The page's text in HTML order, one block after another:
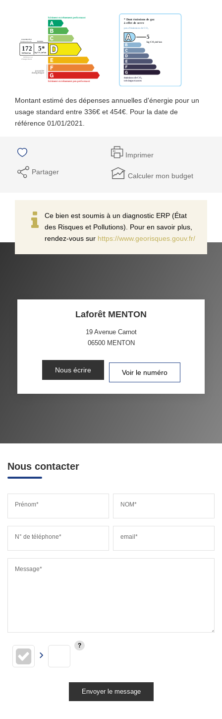
Montant estimé des dépenses annuelles d'énergie pour un
usage standard entre 336€ et 454€. Pour la date de
référence 01/01/2021.
Imprimer
Partager Calculer mon budget
Ce bien est soumis à un diagnostic ERP (État
des Risques et Pollutions). Pour en savoir plus,
rendez-vous sur https://www.georisques.gouv.fr/
Laforêt MENTON
19 Avenue Carnot
06500 MENTON
Nous écrire Voir le numéro
Nous contacter
Prénom* NOM*
N° de téléphone* email*
Message*
Envoyer le message